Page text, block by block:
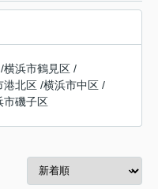
/横浜市鶴見区 /
港北区 /横浜市中区 /
市磯子区